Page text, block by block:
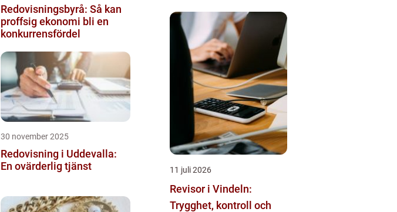
Redovisningsbyrå: Så kan
proffsig ekonomi bli en
konkurrensfördel
30 november 2025
Redovisning i Uddevalla:
En ovärderlig tjänst
11 juli 2026
Revisor i Vindeln:
Trygghet, kontroll och